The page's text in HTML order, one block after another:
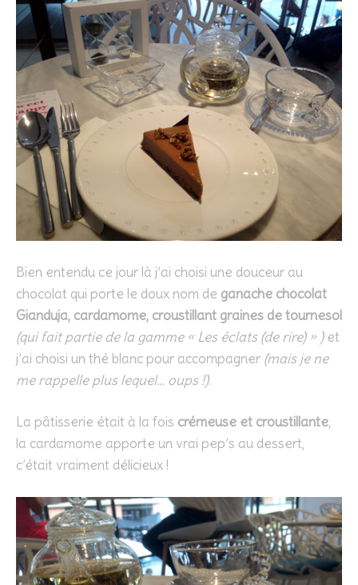
Bien entendu ce jour là j’ai choisi une douceur au
chocolat qui porte le doux nom de ganache chocolat
Gianduja, cardamome, croustillant graines de tournesol
(qui fait partie de la gamme « Les éclats (de rire) » )et
j’ai choisi un thé blanc pour accompagner (mais je ne
me rappelle plus lequel… oups !).
La pâtisserie était à la fois crémeuse et croustillante,
la cardamome apporte un vrai pep’s au dessert,
c’était vraiment délicieux !